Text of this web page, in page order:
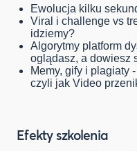
Ewolucja kilku
Viral i challenge vs
idziemy?
Algorytmy platform
oglądasz, a dowiesz
Memy, gify i plagiaty
czyli jak Video
Efekty szkolenia